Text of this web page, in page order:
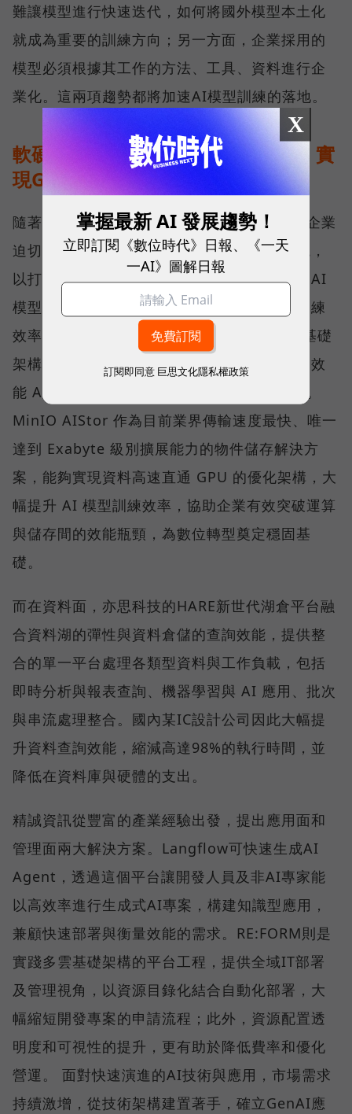
難讓模型進行快速迭代，如何將國外模型本土化
就成為重要的訓練方向；另一方面，企業採用的
模型必須根據其工作的方法、工具、資料進行企
業化。這兩項趨勢都將加速AI模型訓練的落地。
軟硬兼備、橫跨雲地的AI解決方案，實
現GenAI應用
隨著 AI 技術加速推動企業架構現代化轉型，企業
迫切需要建立橫跨雲端與地端的混合多雲環境，
以打造具備 AI-Ready的基礎架構。然而，在 AI
模型訓練過程中，企業普遍面臨數據孤島、訓練
效率低落、GPU 資源閒置等關鍵挑戰，加上基礎
架構日益複雜化與整體成本壓力攀升，使得高效
能 AI 儲存方案成為不可或缺的核心基礎設施。
MinIO AIStor 作為目前業界傳輸速度最快、唯一
達到 Exabyte 級別擴展能力的物件儲存解決方
案，能夠實現資料高速直通 GPU 的優化架構，大
幅提升 AI 模型訓練效率，協助企業有效突破運算
與儲存間的效能瓶頸，為數位轉型奠定穩固基
礎。
而在資料面，亦思科技的HARE新世代湖倉平台融
合資料湖的彈性與資料倉儲的查詢效能，提供整
合的單一平台處理各類型資料與工作負載，包括
即時分析與報表查詢、機器學習與 AI 應用、批次
與串流處理整合。國內某IC設計公司因此大幅提
升資料查詢效能，縮減高達98%的執行時間，並
降低在資料庫與硬體的支出。
精誠資訊從豐富的產業經驗出發，提出應用面和
管理面兩大解決方案。Langflow可快速生成AI
Agent，透過這個平台讓開發人員及非AI專家能
以高效率進行生成式AI專案，構建知識型應用，
兼顧快速部署與衡量效能的需求。RE:FORM則是
實踐多雲基礎架構的平台工程，提供全域IT部署
及管理視角，以資源目錄化結合自動化部署，大
幅縮短開發專案的申請流程；此外，資源配置透
明度和可視性的提升，更有助於降低費率和優化
營運。 面對快速演進的AI技術與應用，市場需求
持續激增，從技術架構建置著手，確立GenAI應
X
掌握最新 AI 發展趨勢！
立即訂閱《數位時代》日報、《一天
一AI》圖解日報
訂閱即同意 巨思文化隱私權政策